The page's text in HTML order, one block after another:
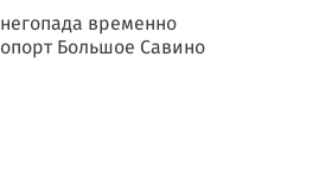
временно
Большое Савино